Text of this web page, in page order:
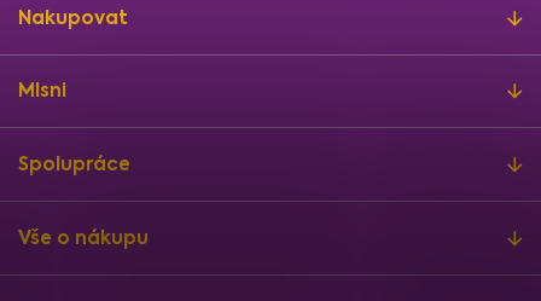
Nakupovat
Mlsni
Spolupráce
Vše o nákupu